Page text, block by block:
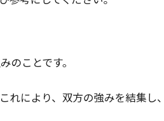
のことです。
れにより、双方の強みを結集し